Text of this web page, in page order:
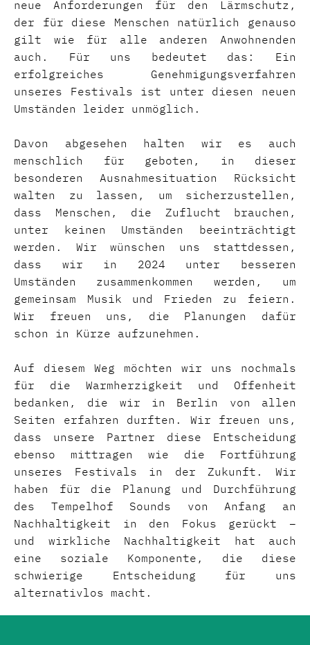
neue Anforderungen für den Lärmschutz,
der für diese Menschen natürlich genauso
gilt wie für alle anderen Anwohnenden
auch. Für uns bedeutet das: Ein
erfolgreiches Genehmigungsverfahren
unseres Festivals ist unter diesen neuen
Umständen leider unmöglich.
Davon abgesehen halten wir es auch
menschlich für geboten, in dieser
besonderen Ausnahmesituation Rücksicht
walten zu lassen, um sicherzustellen,
dass Menschen, die Zuflucht brauchen,
unter keinen Umständen beeinträchtigt
werden. Wir wünschen uns stattdessen,
dass wir in 2024 unter besseren
Umständen zusammenkommen werden, um
gemeinsam Musik und Frieden zu feiern.
Wir freuen uns, die Planungen dafür
schon in Kürze aufzunehmen.
Auf diesem Weg möchten wir uns nochmals
für die Warmherzigkeit und Offenheit
bedanken, die wir in Berlin von allen
Seiten erfahren durften. Wir freuen uns,
dass unsere Partner diese Entscheidung
ebenso mittragen wie die Fortführung
unseres Festivals in der Zukunft. Wir
haben für die Planung und Durchführung
des Tempelhof Sounds von Anfang an
Nachhaltigkeit in den Fokus gerückt –
und wirkliche Nachhaltigkeit hat auch
eine soziale Komponente, die diese
schwierige Entscheidung für uns
alternativlos macht.